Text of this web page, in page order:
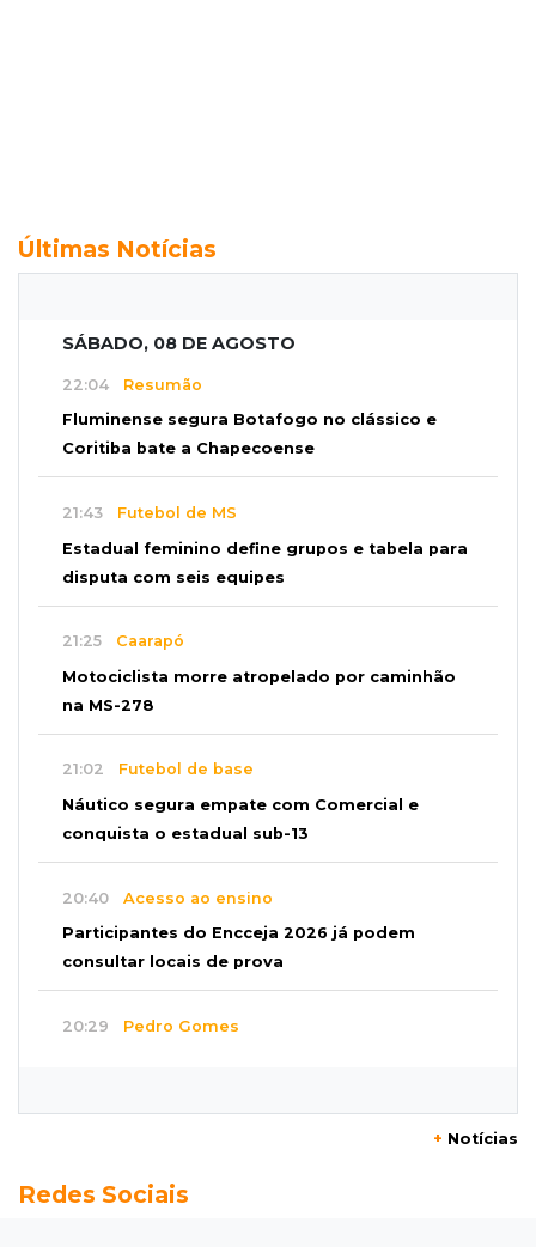
Últimas Notícias
SÁBADO, 08 DE AGOSTO
22:04 Resumão
Fluminense segura Botafogo no clássico e
Coritiba bate a Chapecoense
21:43 Futebol de MS
Estadual feminino define grupos e tabela para
disputa com seis equipes
21:25 Caarapó
Motociclista morre atropelado por caminhão
na MS-278
21:02 Futebol de base
Náutico segura empate com Comercial e
conquista o estadual sub-13
20:40 Acesso ao ensino
Participantes do Encceja 2026 já podem
consultar locais de prova
20:29 Pedro Gomes
Pantanal treina em Goiânia antes de jogo que
+ Notícias
Redes Sociais